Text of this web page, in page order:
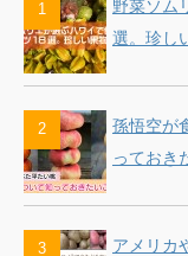
野菜ソム
選。珍し
孫悟空が
っておき
アメリカ